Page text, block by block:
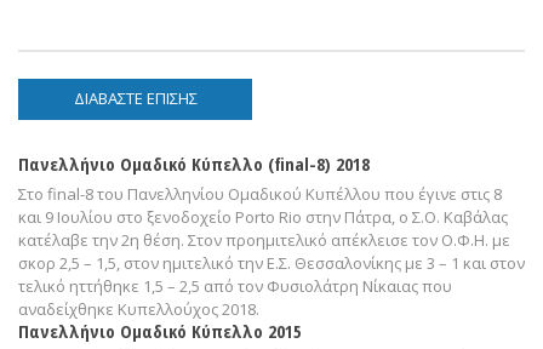
ΔΙΑΒΆΣΤΕ ΕΠΊΣΗΣ
Πανελλήνιο Ομαδικό Κύπελλο (final-8) 2018
Στο final-8 του Πανελληνίου Ομαδικού Κυπέλλου που έγινε στις 8
και 9 Ιουλίου στο ξενοδοχείο Porto Rio στην Πάτρα, ο Σ.Ο. Καβάλας
κατέλαβε την 2η θέση. Στον προημιτελικό απέκλεισε τον Ο.Φ.Η. με
σκορ 2,5 – 1,5, στον ημιτελικό την Ε.Σ. Θεσσαλονίκης με 3 – 1 και στον
τελικό ηττήθηκε 1,5 – 2,5 από τον Φυσιολάτρη Νίκαιας που
αναδείχθηκε Κυπελλούχος 2018.
Πανελλήνιο Ομαδικό Κύπελλο 2015